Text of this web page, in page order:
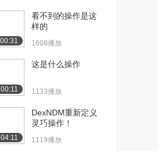
cloud】微服
】微服
boot】
08:37
00:31
看不到的操作是这
样的
1608播放
00:11
这是什么操作
1133播放
04:11
DexNDM重新定义
灵巧操作！
1119播放